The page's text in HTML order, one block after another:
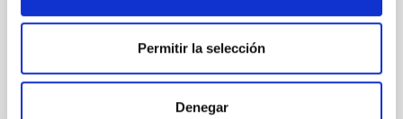
Permitir la selección
Denegar
Tenerife, en los términos y condiciones que se
establecen en el artículo 3 del Protocolo del Tratado
In-force date 07/05/2023-05/26/2032